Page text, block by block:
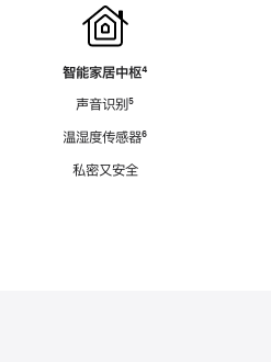
智能家居中枢脚
⁴
声音识别脚
⁵
温湿度传感器脚
⁶
私密又安全